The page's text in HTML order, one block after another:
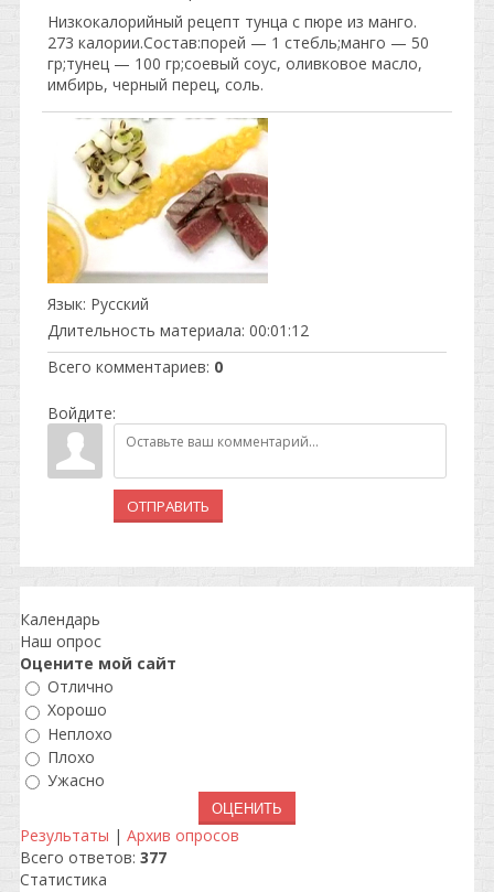
Низкокалорийный рецепт тунца с пюре из манго.
273 калории.Состав:порей — 1 стебль;манго — 50
гр;тунец — 100 гр;соевый соус, оливковое масло,
имбирь, черный перец, соль.
Язык: Русский
Длительность материала: 00:01:12
Всего комментариев: 0
Войдите:
ОТПРАВИТЬ
Календарь
Наш опрос
Оцените мой сайт
Отлично
Хорошо
Неплохо
Плохо
Ужасно
Результаты | Архив опросов
Всего ответов: 377
Статистика